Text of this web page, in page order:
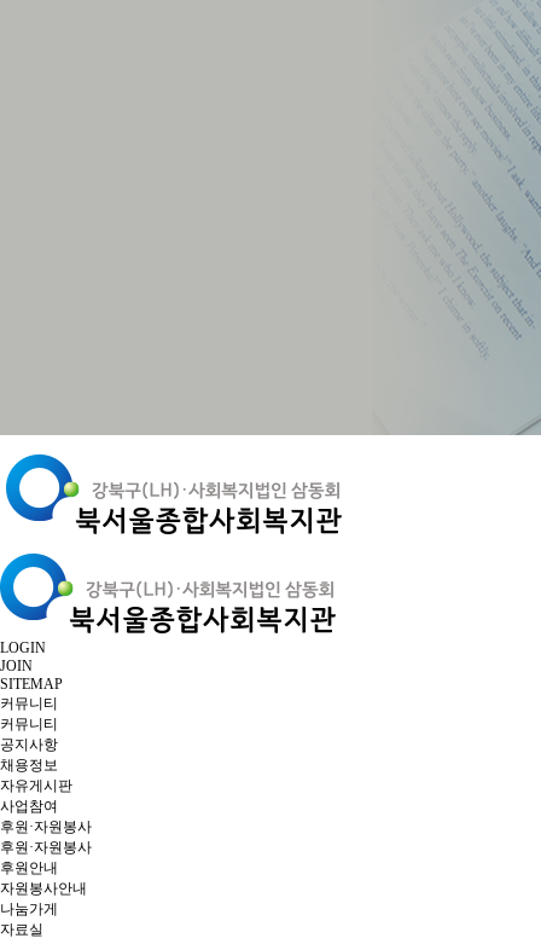
LOGIN
JOIN
SITEMAP
커뮤니티
커뮤니티
공지사항
채용정보
자유게시판
사업참여
후원·자원봉사
후원·자원봉사
후원안내
자원봉사안내
나눔가게
자료실